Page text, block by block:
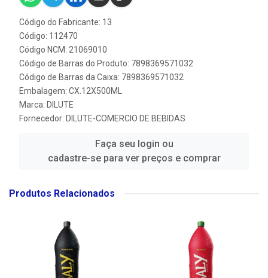
Código do Fabricante: 13
Código: 112470
Código NCM: 21069010
Código de Barras do Produto: 7898369571032
Código de Barras da Caixa: 7898369571032
Embalagem: CX.12X500ML
Marca: DILUTE
Fornecedor: DILUTE-COMERCIO DE BEBIDAS
Faça seu login ou
cadastre-se para ver preços e comprar
Produtos Relacionados